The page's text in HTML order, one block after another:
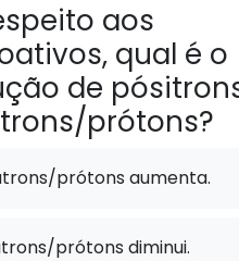
aos
qual é o
de
prótons?
prótons aumenta.
prótons diminui.